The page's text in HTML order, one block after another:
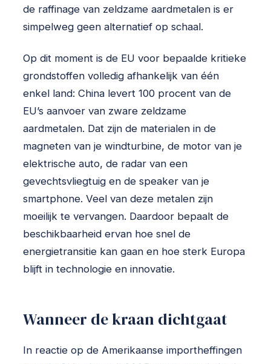
de raffinage van zeldzame aardmetalen is er
simpelweg geen alternatief op schaal.
Op dit moment is de EU voor bepaalde kritieke
grondstoffen volledig afhankelijk van één
enkel land: China levert 100 procent van de
EU’s aanvoer van zware zeldzame
aardmetalen. Dat zijn de materialen in de
magneten van je windturbine, de motor van je
elektrische auto, de radar van een
gevechtsvliegtuig en de speaker van je
smartphone. Veel van deze metalen zijn
moeilijk te vervangen. Daardoor bepaalt de
beschikbaarheid ervan hoe snel de
energietransitie kan gaan en hoe sterk Europa
blijft in technologie en innovatie.
Wanneer de kraan dichtgaat
In reactie op de Amerikaanse importheffingen